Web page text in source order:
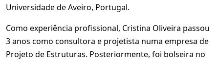
Universidade de Aveiro, Portugal.
Como experiência profissional, Cristina Oliveira passou
3 anos como consultora e projetista numa empresa de
Projeto de Estruturas. Posteriormente, foi bolseira no